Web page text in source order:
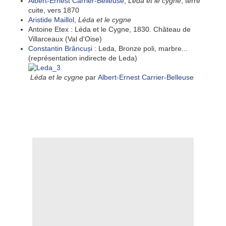
cuite, vers 1870
Aristide Maillol Léda et le cygne
Antoine Etex : Léda et le Cygne, 1830. Château de
Villarceaux (Val d'Oise)
Constantin Brâncuși : Leda, Bronze poli, marbre...
(représentation indirecte de Leda)
Léda et le cygne par Albert-Ernest Carrier-Belleuse